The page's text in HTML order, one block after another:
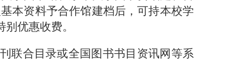
本资料予合作馆建档后，可持本校学
优惠收费。
联合目录或全国图书书目资讯网等系